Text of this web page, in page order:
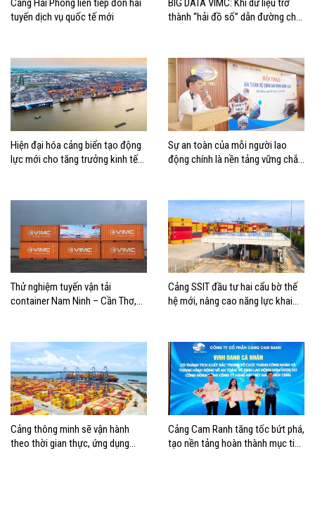
Cảng Hải Phòng liên tiếp đón hai
tuyến dịch vụ quốc tế mới
BIG DATA VIMC: Khi dữ liệu trở
thành “hải đồ số” dẫn đường cho
Hiện đại hóa cảng biển tạo động
lực mới cho tăng trưởng kinh tế
Sự an toàn của mỗi người lao
động chính là nền tảng vững chắc
Thử nghiệm tuyến vận tải
container Nam Ninh – Cần Thơ,
Cảng SSIT đầu tư hai cẩu bờ thế
hệ mới, nâng cao năng lực khai
Cảng thông minh sẽ vận hành
theo thời gian thực, ứng dụng
Cảng Cam Ranh tăng tốc bứt phá,
tạo nền tảng hoàn thành mục tiêu